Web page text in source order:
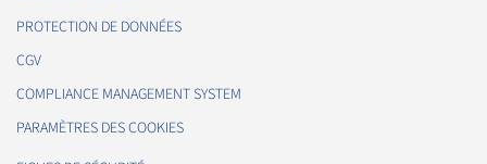
PROTECTION DE DONNÉES
CGV
COMPLIANCE MANAGEMENT SYSTEM
PARAMÈTRES DES COOKIES